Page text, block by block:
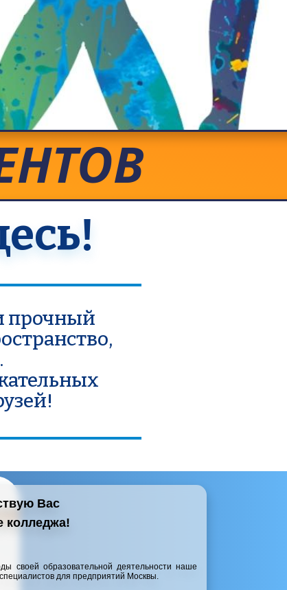
прочный
своей образовательной деятельности наше
для предприятий Москвы.
Вас
колледжа!